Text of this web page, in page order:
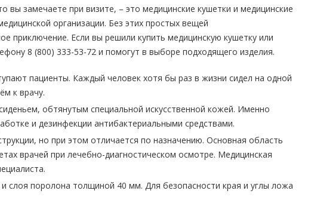
вы замечаете при визите, – это медицинские кушетки и медицинские
организации. Без этих простых вещей
приключение. Если вы решили купить медицинскую кушетку или
8 (800) 333-53-72 и помогут в выборе подходящего изделия.
пациенты. Каждый человек хотя бы раз в жизни сидел на одной
к врачу.
обтянутым специальной искусственной кожей. Именно
и дезинфекции антибактериальными средствами.
но при этом отличается по назначению. Основная область
врачей при лечебно-диагностическом осмотре. Медицинская
поролона толщиной 40 мм. Для безопасности края и углы ложа